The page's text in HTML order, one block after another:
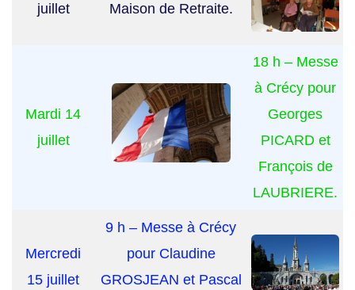
juillet
Maison de Retraite.
Mardi 14
juillet
18 h – Messe
à Crécy pour
Georges
PICARD et
François de
LAUBRIERE.
Mercredi
15 juillet
9 h – Messe à Crécy
pour Claudine
GROSJEAN et Pascal